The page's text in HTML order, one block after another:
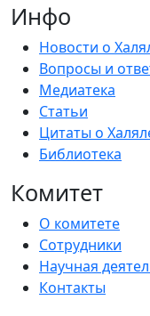
Инфо
Новости о
Вопросы и
Медиатека
Статьи
Цитаты о
Библиотека
Комитет
О комитете
Сотрудники
Научная
Контакты